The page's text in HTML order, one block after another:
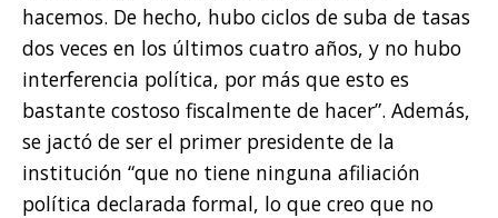
hacemos. De hecho, hubo ciclos de suba de tasas
dos veces en los últimos cuatro años, y no hubo
interferencia política, por más que esto es
bastante costoso fiscalmente de hacer”. Además,
se jactó de ser el primer presidente de la
institución “que no tiene ninguna afiliación
política declarada formal, lo que creo que no